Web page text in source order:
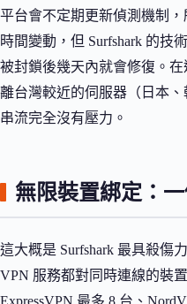
平台會不定期更新偵測機制
時間變動，但 Surfshark 的技
被封鎖後幾天內就會修復。
離台灣較近的伺服器（日本
串流完全沒有壓力。
無限裝置綁定：
這大概是 Surfshark 最具殺傷
VPN 服務都對同時連線的裝
ExpressVPN 最多 8 台、